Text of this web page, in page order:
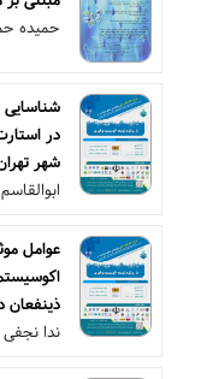
حمیده
شناسایی
در
شهر
عوامل
ذینفعان
ندا